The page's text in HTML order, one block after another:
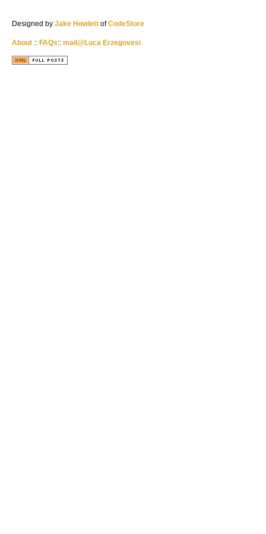
Designed by Jake Howlett ofCodeStore
About :: FAQs:: mail@Luca Erzegovesi